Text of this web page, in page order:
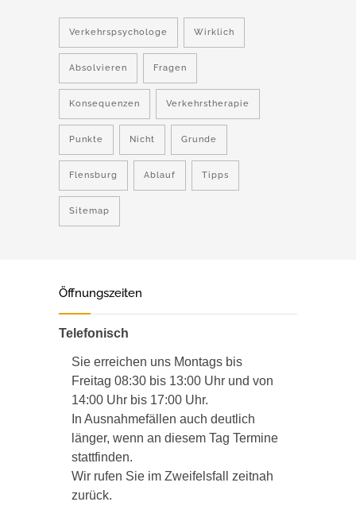
Verkehrspsychologe Wirklich
Absolvieren Fragen
Konsequenzen Verkehrstherapie
Punkte Nicht Grunde
Flensburg Ablauf Tipps
Sitemap
Öffnungszeiten
Telefonisch
Sie erreichen uns Montags bis
Freitag 08:30 bis 13:00 Uhr und von
14:00 Uhr bis 17:00 Uhr.
In Ausnahmefällen auch deutlich
länger, wenn an diesem Tag Termine
stattfinden.
Wir rufen Sie im Zweifelsfall zeitnah
zurück.